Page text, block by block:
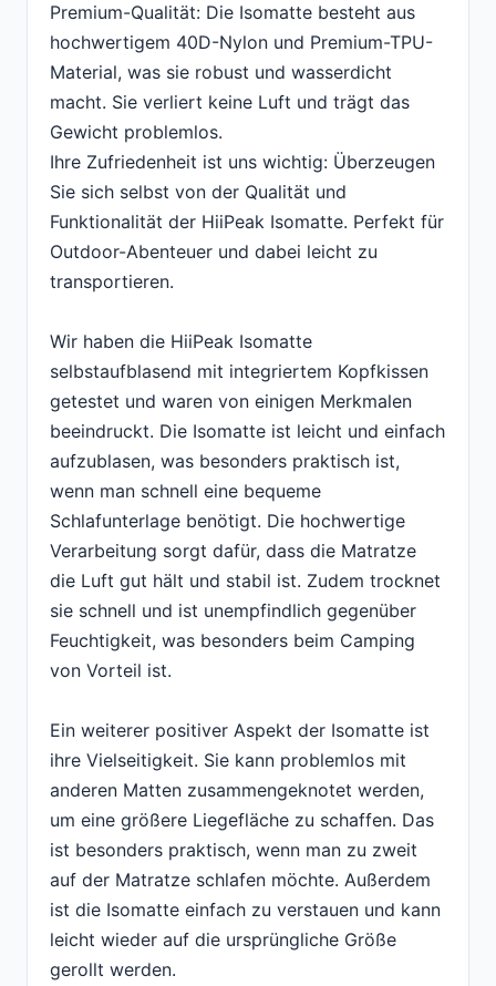
Premium-Qualität: Die Isomatte besteht aus
hochwertigem 40D-Nylon und Premium-TPU-
Material, was sie robust und wasserdicht
macht. Sie verliert keine Luft und trägt das
Gewicht problemlos.
Ihre Zufriedenheit ist uns wichtig: Überzeugen
Sie sich selbst von der Qualität und
Funktionalität der HiiPeak Isomatte. Perfekt für
Outdoor-Abenteuer und dabei leicht zu
transportieren.
Wir haben die HiiPeak Isomatte
selbstaufblasend mit integriertem Kopfkissen
getestet und waren von einigen Merkmalen
beeindruckt. Die Isomatte ist leicht und einfach
aufzublasen, was besonders praktisch ist,
wenn man schnell eine bequeme
Schlafunterlage benötigt. Die hochwertige
Verarbeitung sorgt dafür, dass die Matratze
die Luft gut hält und stabil ist. Zudem trocknet
sie schnell und ist unempfindlich gegenüber
Feuchtigkeit, was besonders beim Camping
von Vorteil ist.
Ein weiterer positiver Aspekt der Isomatte ist
ihre Vielseitigkeit. Sie kann problemlos mit
anderen Matten zusammengeknotet werden,
um eine größere Liegefläche zu schaffen. Das
ist besonders praktisch, wenn man zu zweit
auf der Matratze schlafen möchte. Außerdem
ist die Isomatte einfach zu verstauen und kann
leicht wieder auf die ursprüngliche Größe
gerollt werden.